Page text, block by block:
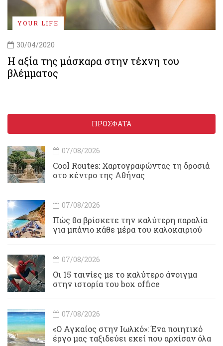
YOUR LIFE
30/04/2020
Η αξία της μάσκαρα στην τέχνη του
βλέμματος
ΠΡΟΣΦΑΤΑ
07/08/2026
Cool Routes: Χαρτογραφώντας τη δροσιά
στο κέντρο της Αθήνας
07/08/2026
Πώς θα βρίσκετε την καλύτερη παραλία
για μπάνιο κάθε μέρα του καλοκαιριού
07/08/2026
Οι 15 ταινίες με το καλύτερο άνοιγμα
στην ιστορία του box office
07/08/2026
«Ο Αγκαίος στην Ιωλκό»: Ένα ποιητικό
έργο μας ταξιδεύει εκεί που αρχίσαν όλα